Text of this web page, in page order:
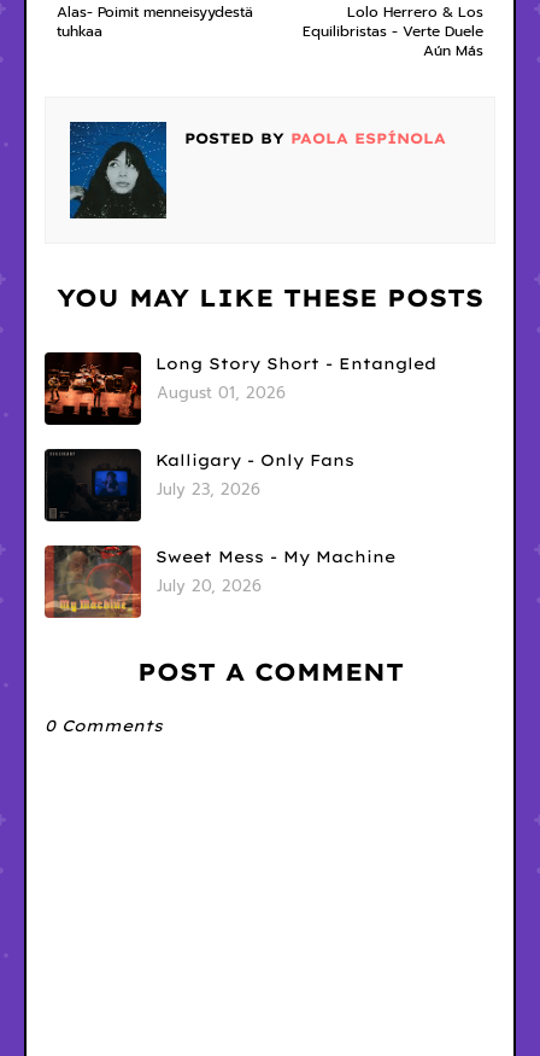
Lolo Herrero & Los
Equilibristas - Verte Duele
Aún Más
Alas- Poimit menneisyydestä
tuhkaa
POSTED BY PAOLA ESPÍNOLA
YOU MAY LIKE THESE POSTS
Long Story Short - Entangled
August 01, 2026
Kalligary - Only Fans
July 23, 2026
Sweet Mess - My Machine
July 20, 2026
POST A COMMENT
0 Comments